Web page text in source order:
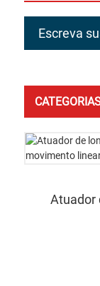
Escreva
Atuador